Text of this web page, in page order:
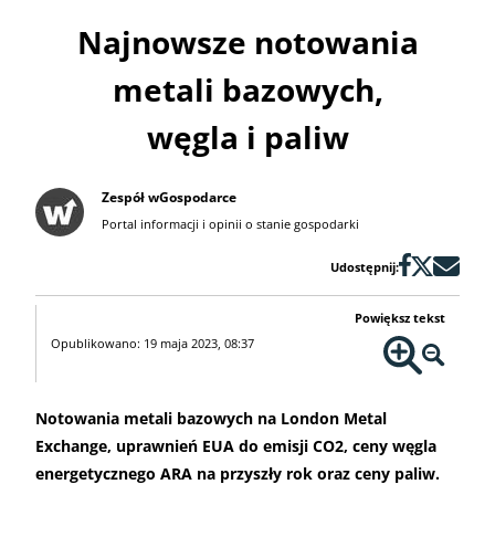
Najnowsze notowania
metali bazowych,
węgla i paliw
Zespół wGospodarce
Portal informacji i opinii o stanie gospodarki
Udostępnij:
Opublikowano: 19 maja 2023, 08:37
Powiększ tekst
Notowania metali bazowych na London Metal
Exchange, uprawnień EUA do emisji CO2, ceny węgla
energetycznego ARA na przyszły rok oraz ceny paliw.